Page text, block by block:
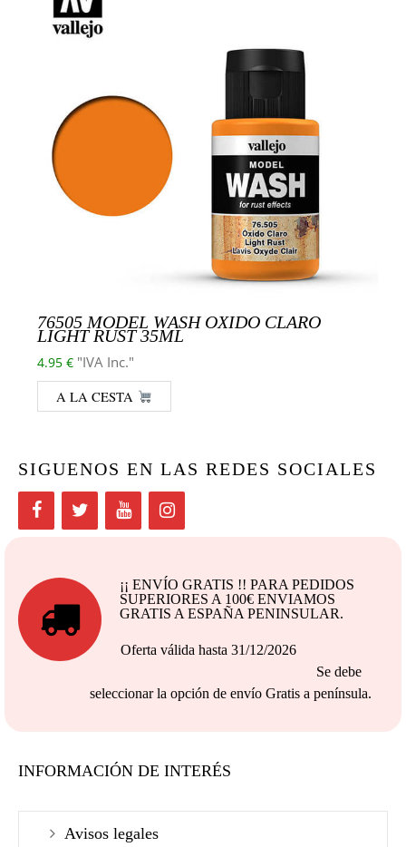
76505 MODEL WASH OXIDO CLARO
LIGHT RUST 35ML
4.95 € "IVA Inc."
A LA CESTA
SIGUENOS EN LAS REDES SOCIALES
¡¡ ENVÍO GRATIS !! PARA PEDIDOS
SUPERIORES A 100€ ENVIAMOS
GRATIS A ESPAÑA PENINSULAR.
Oferta válida hasta 31/12/2026
Se debe
seleccionar la opción de envío Gratis a península.
INFORMACIÓN DE INTERÉS
Avisos legales